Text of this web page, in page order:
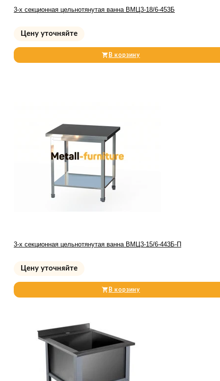
3-х секционная цельнотянутая ванна ВМЦ3-18/6-453Б
Цену уточняйте
В корзину
3-х секционная цельнотянутая ванна ВМЦ3-15/6-443Б-П
Цену уточняйте
В корзину